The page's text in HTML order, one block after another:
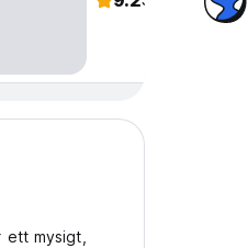
mysigt,